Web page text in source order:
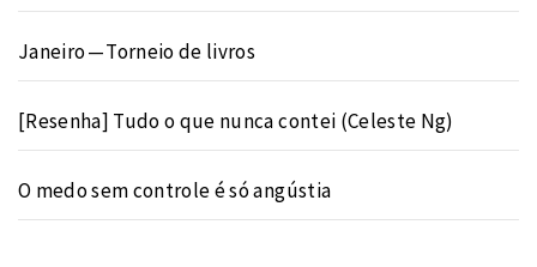
Janeiro — Torneio de livros
[Resenha] Tudo o que nunca contei (Celeste Ng)
O medo sem controle é só angústia